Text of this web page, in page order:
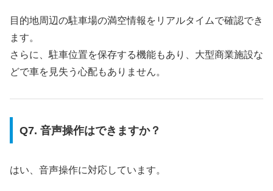
目的地周辺の駐車場の満空情報をリアルタイムで確認でき
ます。
さらに、駐車位置を保存する機能もあり、大型商業施設な
どで車を見失う心配もありません。
Q7. 音声操作はできますか？
はい、音声操作に対応しています。